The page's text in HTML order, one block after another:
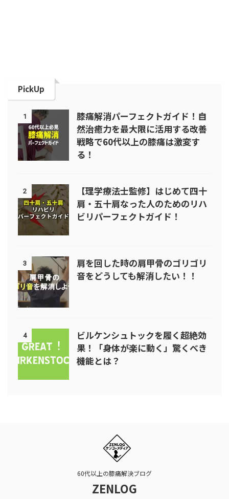
PickUp
1
膝痛解消パーフェクトガイド！自
然治癒力を最大限に活用する改善
戦略で60代以上の膝痛は激変す
る！
2
【理学療法士監修】はじめて四十
肩・五十肩なった人のためのリハ
ビリパーフェクトガイド！
3
肩を回した時の肩甲骨のゴリゴリ
音をどうしても解消したい！！
4
ビルケンシュトックを履く超絶効
果！「身体が楽に動く」驚くべき
機能とは？
60代以上の膝痛解決ブログ
ZENLOG